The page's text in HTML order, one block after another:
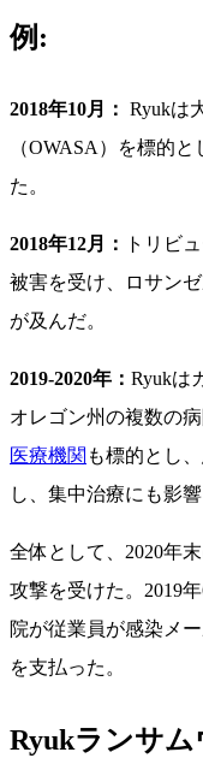
例:
2018年10月： Ryukは
（OWASA）を標的
た。
2018年12月：
トリビ
被害を受け、ロサン
が及んだ。
2019-2020年： Ryukは
オレゴン州の複数の
医療機関 も標的とし
し、集中治療にも影
全体として、2020年
攻撃を受けた。 2019
院が従業員が感染メ
を支払った。
Ryukランサ